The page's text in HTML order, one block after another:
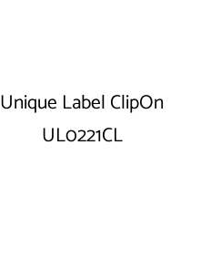
Unique Label ClipOn
UL0221CL